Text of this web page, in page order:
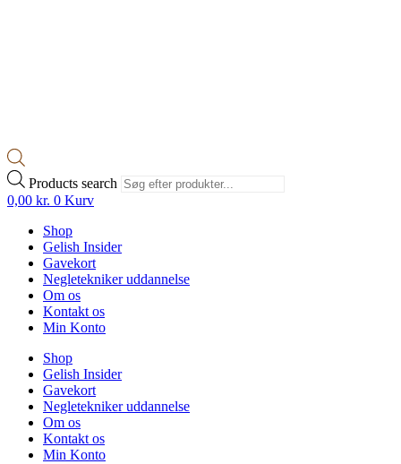
Products search
0,00 kr. 0 Kurv
Shop
Gelish Insider
Gavekort
Negletekniker uddannelse
Om os
Kontakt os
Min Konto
Shop
Gelish Insider
Gavekort
Negletekniker uddannelse
Om os
Kontakt os
Min Konto